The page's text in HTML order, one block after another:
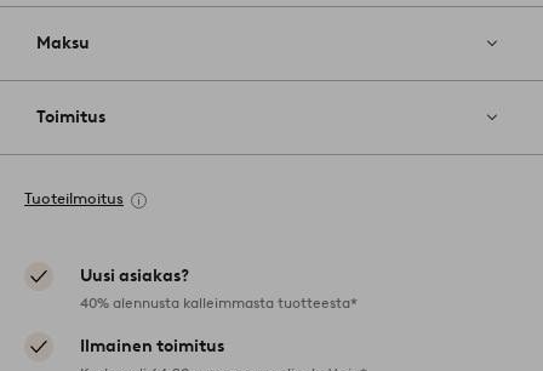
Maksu
Toimitus
Tuoteilmoitus
Uusi asiakas?
40% alennusta kalleimmasta tuotteesta*
Ilmainen toimitus